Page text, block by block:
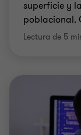
superficie y
poblacional.
Lectura de 5